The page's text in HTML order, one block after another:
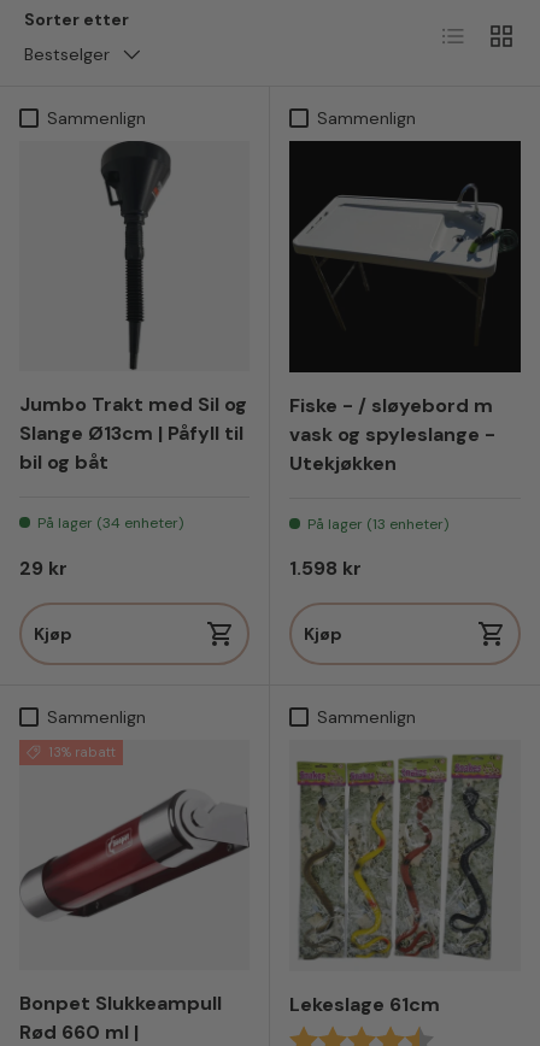
Sorter etter
Bestselger
Liste
Sammenlign
Jumbo Trakt med Sil og
Slange Ø13cm | Påfyll til
bil og båt
På lager (34 enheter)
Vanlig pris
29 kr
Kjøp
Sammenlign
Fiske - / sløyebord m
vask og spyleslange -
Utekjøkken
På lager (13 enheter)
Vanlig pris
1.598 kr
Kjøp
Sammenlign
13% rabatt
Bonpet Slukkeampull
Rød 660 ml |
Sammenlign
Lekeslage 61cm
Karakter: